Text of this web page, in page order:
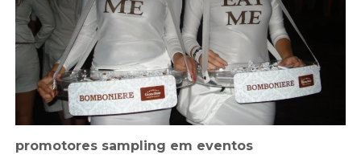
promotores sampling em eventos